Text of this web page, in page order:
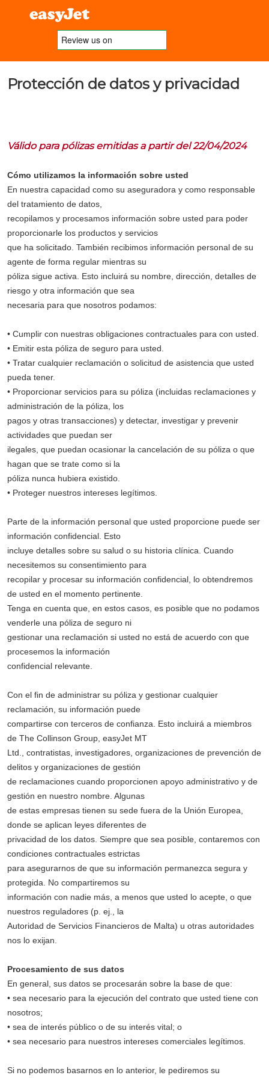
Protección de datos y privacidad
Válido para pólizas emitidas a partir del 22/04/2024
Cómo utilizamos la información sobre usted
En nuestra capacidad como su aseguradora y como responsable
del tratamiento de datos,
recopilamos y procesamos información sobre usted para poder
proporcionarle los productos y servicios
que ha solicitado. También recibimos información personal de su
agente de forma regular mientras su
póliza sigue activa. Esto incluirá su nombre, dirección, detalles de
riesgo y otra información que sea
necesaria para que nosotros podamos:
• Cumplir con nuestras obligaciones contractuales para con usted.
• Emitir esta póliza de seguro para usted.
• Tratar cualquier reclamación o solicitud de asistencia que usted
pueda tener.
• Proporcionar servicios para su póliza (incluidas reclamaciones y
administración de la póliza, los
pagos y otras transacciones) y detectar, investigar y prevenir
actividades que puedan ser
ilegales, que puedan ocasionar la cancelación de su póliza o que
hagan que se trate como si la
póliza nunca hubiera existido.
• Proteger nuestros intereses legítimos.
Parte de la información personal que usted proporcione puede ser
información confidencial. Esto
incluye detalles sobre su salud o su historia clínica. Cuando
necesitemos su consentimiento para
recopilar y procesar su información confidencial, lo obtendremos
de usted en el momento pertinente.
Tenga en cuenta que, en estos casos, es posible que no podamos
venderle una póliza de seguro ni
gestionar una reclamación si usted no está de acuerdo con que
procesemos la información
confidencial relevante.
Con el fin de administrar su póliza y gestionar cualquier
reclamación, su información puede
compartirse con terceros de confianza. Esto incluirá a miembros
de The Collinson Group, easyJet MT
Ltd., contratistas, investigadores, organizaciones de prevención de
delitos y organizaciones de gestión
de reclamaciones cuando proporcionen apoyo administrativo y de
gestión en nuestro nombre. Algunas
de estas empresas tienen su sede fuera de la Unión Europea,
donde se aplican leyes diferentes de
privacidad de los datos. Siempre que sea posible, contaremos con
condiciones contractuales estrictas
para asegurarnos de que su información permanezca segura y
protegida. No compartiremos su
información con nadie más, a menos que usted lo acepte, o que
nuestros reguladores (p. ej., la
Autoridad de Servicios Financieros de Malta) u otras autoridades
nos lo exijan.
Procesamiento de sus datos
En general, sus datos se procesarán sobre la base de que:
• sea necesario para la ejecución del contrato que usted tiene con
nosotros;
• sea de interés público o de su interés vital; o
• sea necesario para nuestros intereses comerciales legítimos.
Si no podemos basarnos en lo anterior, le pediremos su